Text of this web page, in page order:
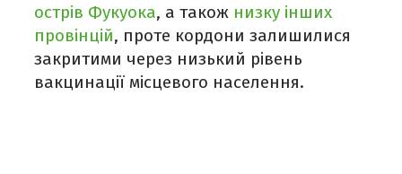
острів Фукуока, а також низку інших
провінцій, проте кордони залишилися
закритими через низький рівень
вакцинації місцевого населення.